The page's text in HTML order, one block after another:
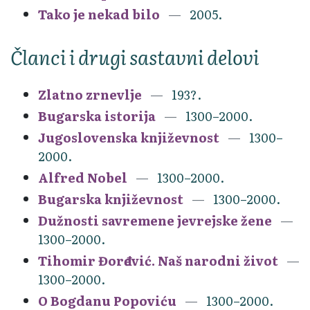
Tako je nekad bilo
2005.
Članci i drugi sastavni delovi
Zlatno zrnevlje
193?.
Bugarska istorija
1300–2000.
Jugoslovenska književnost
1300–
2000.
Alfred Nobel
1300–2000.
Bugarska književnost
1300–2000.
Dužnosti savremene jevrejske žene
1300–2000.
Tihomir Đorđević. Naš narodni život
1300–2000.
O Bogdanu Popoviću
1300–2000.